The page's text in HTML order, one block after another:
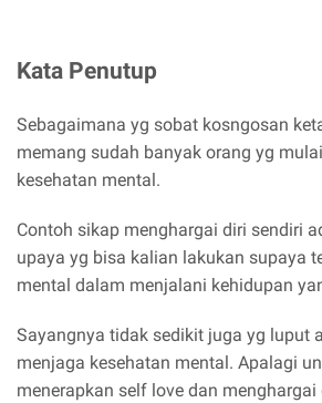
Kata Penutup
Sebagaimana yg sobat kosngosan
memang sudah banyak orang yg
kesehatan mental.
Contoh sikap menghargai diri sendiri
upaya yg bisa kalian lakukan supaya
mental dalam menjalani kehidupan
Sayangnya tidak sedikit juga yg luput
menjaga kesehatan mental. Apalagi
menerapkan self love dan menghargai